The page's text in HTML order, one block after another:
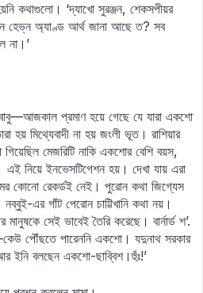
কথাগুলো। ‘দ্যাখো সুরঞ্জন, শেকসপীয়র
হেভ্‌ন অ্যাণ্ড আর্থ জানা আছে ত? সব
না।’
প্রমাণ হয়ে গেছে যে যারা একশো
হয় মিথ্যেবাদী না হয় জংলী ভূত। রাশিয়ার
মেজরিটি নাকি একশোর বেশি বয়স,
নিয়ে ইনভেসটিগেশন হয়। দেখা যায় এরা
কোনো রেকর্ডই নেই। পুরোন কথা জিগ্যেস
এর গাঁট পেরোন চাট্টিখানি কথা নয়।
মানুষকে সেই ভাবেই তৈরি করেছে। বার্নার্ড শ’.
পৌঁছতে পারেননি একশো। যদুনাথ সরকার
ইনি বলছেন একশো-ছাব্বিশ।হুঁঃ!’